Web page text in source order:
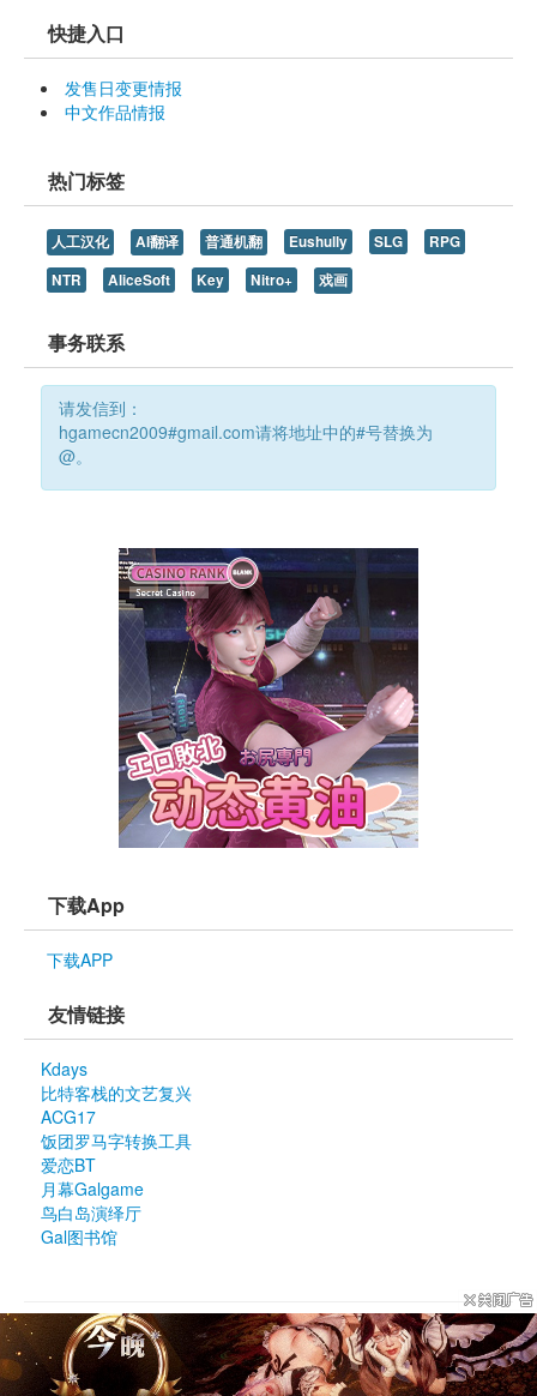
快捷入口
发售日变更情报
中文作品情报
热门标签
人工汉化 AI翻译 普通机翻 Eushully SLG
RPG
NTR
AliceSoft Key Nitro+ 戏画
事务联系
请发信到：
hgamecn2009#gmail.com请将地址中的#号替换为
@。
下载App
下载APP
友情链接
Kdays
比特客栈的文艺复兴
ACG17
饭团罗马字转换工具
爱恋BT
月幕Galgame
鸟白岛演绎厅
Gal图书馆
© Since 2DFan2005
版权声明
新手指引 使用帮助 站务反馈 域名线路